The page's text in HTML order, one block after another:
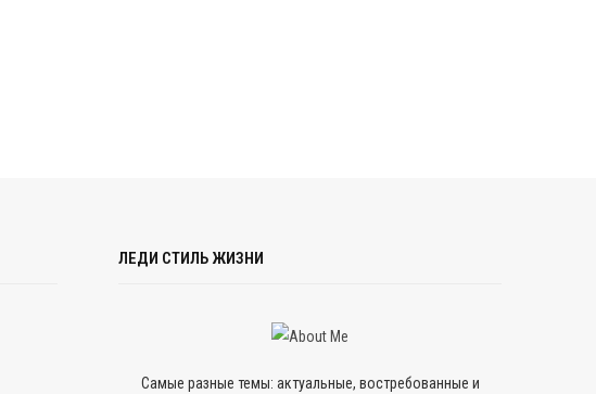
ЛЕДИ СТИЛЬ ЖИЗНИ
Самые разные темы: актуальные, востребованные и